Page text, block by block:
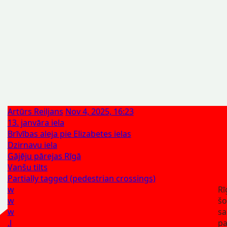
Artūrs Reiljans Nov 4, 2025, 16:23
13. janvāra iela
Brīvības aleja pie Elizabetes ielas
Dzirnavu iela
Gājēju pārejas Rīgā
Vanšu tilts
Partially tagged (pedestrian crossings)
w
w
w
.l